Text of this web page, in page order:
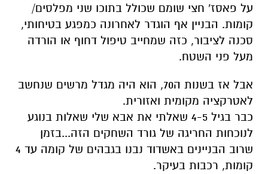
על פאסז' חצי שומם שכולל בתוכו שני מפלסים/
קומות. הבניין אף הוגדר לאחרונה כמפגע בטיחותי,
סכנה לציבור, כזה שמחייב טיפול דחוף או הורדה
מעל פני השטח.
אבל אז בשנות ה70, הוא היה מגדל מרשים שנחשב
לאטרקציה מקומית ואזורית.
כבר בגיל 4-5 שאלתי את אבא שלי שאלות בנוגע
לנוכחות החריגה של גורד השחקים הזה...בזמן
שרוב הבניינים באשדוד נבנו בגבהים של קומה עד 4
קומות, רכבות בעיקר.